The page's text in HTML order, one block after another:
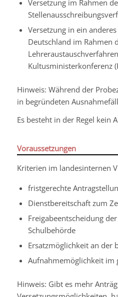
Versetzung im Rahmen
Versetzung in ein
Deutschland im Rahmen
Kultusministerkonferenz
Hinweis: Während der
in begründeten
Es besteht in der Regel kein
Voraussetzungen
Kriterien im landesinternen
fristgerechte
Dienstbereitschaft zum
Freigabeentscheidung
Schulbehörde
Ersatzmöglichkeit an der
Aufnahmemöglichkeit im
Hinweis: Gibt es mehr